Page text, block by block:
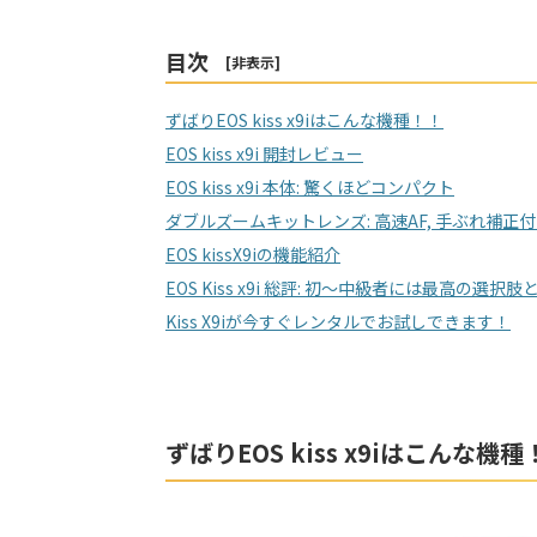
目次 [非表示]
ずばりEOS kiss x9iはこんな機種！！
EOS kiss x9i 開封レビュー
EOS kiss x9i 本体: 驚くほどコンパクト
ダブルズームキットレンズ: 高速AF, 手ぶれ補正
EOS kissX9iの機能紹介
EOS Kiss x9i 総評: 初〜中級者には最高の選択肢
Kiss X9iが今すぐレンタルでお試しできます！
ずばりEOS kiss x9iはこんな機種